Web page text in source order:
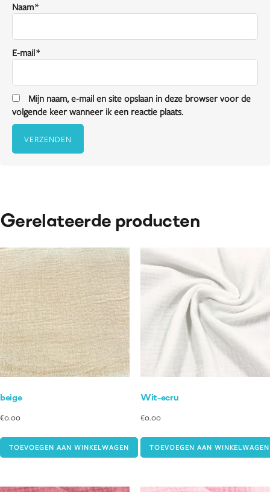
Naam*
E-mail*
Mijn naam, e-mail en site opslaan in deze browser voor de
volgende keer wanneer ik een reactie plaats.
Gerelateerde producten
beige
€0.00
TOEVOEGEN AAN WINKELWAGEN
Wit-ecru
€0.00
TOEVOEGEN AAN WINKELWAGEN